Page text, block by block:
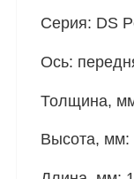
Серия: DS
Ось:
Толщина,
Высота, мм: